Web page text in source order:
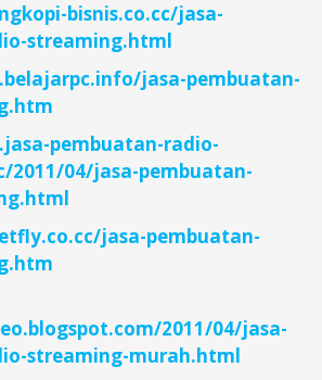
bisnis.co.cc/jasa-
streaming.html
jasa-pembuatan-
pembuatan-radio-
2011/04/jasa-pembuatan-
jasa-pembuatan-
2011/04/jasa-
streaming-murah.html